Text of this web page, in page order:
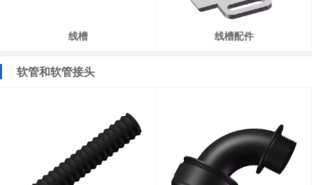
线槽 线槽配件
软管和软管接头